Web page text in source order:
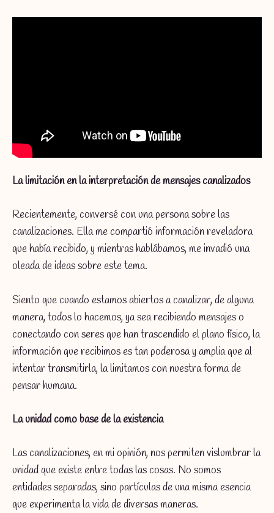
La limitación en la interpretación de mensajes canalizados
Recientemente, conversé con una persona sobre las
canalizaciones. Ella me compartió información reveladora
que había recibido, y mientras hablábamos, me invadió una
oleada de ideas sobre este tema.
Siento que cuando estamos abiertos a canalizar, de alguna
manera, todos lo hacemos, ya sea recibiendo mensajes o
conectando con seres que han trascendido el plano físico, la
información que recibimos es tan poderosa y amplia que al
intentar transmitirla, la limitamos con nuestra forma de
pensar humana.
La unidad como base de la existencia
Las canalizaciones, en mi opinión, nos permiten vislumbrar la
unidad que existe entre todas las cosas. No somos
entidades separadas, sino partículas de una misma esencia
que experimenta la vida de diversas maneras.